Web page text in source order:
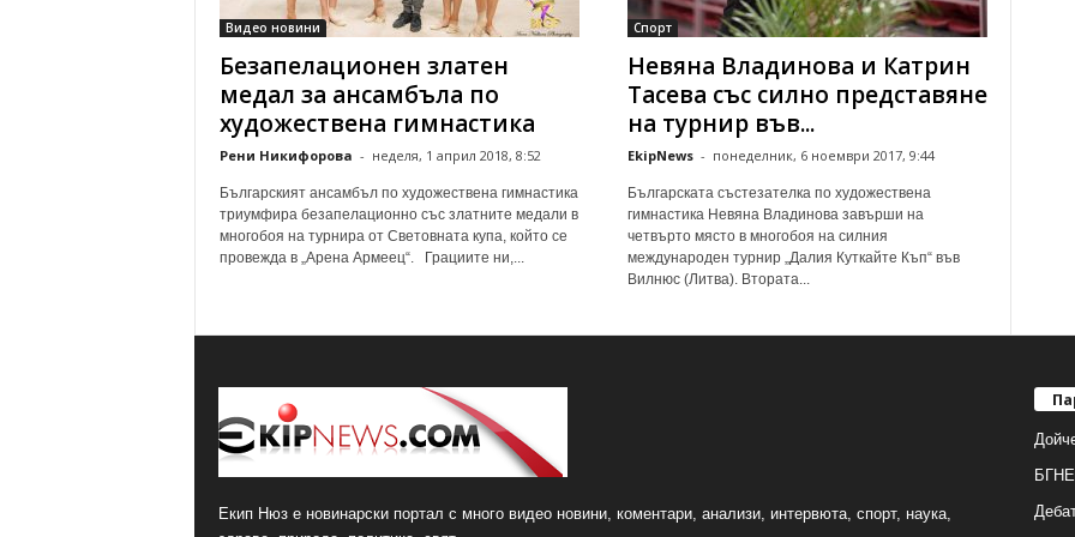
Видео новини
Безапелационен златен
медал за ансамбъла по
художествена гимнастика
Рени Никифорова - неделя, 1 април 2018, 8:52
Българският ансамбъл по художествена гимнастика
триумфира безапелационно със златните медали в
многобоя на турнира от Световната купа, който се
провежда в „Арена Армеец“. Грациите ни,...
Спорт
Невяна Владинова и Катрин
Тасева със силно представяне
на турнир във...
EkipNews - понеделник, 6 ноември 2017, 9:44
Българската състезателка по художествена
гимнастика Невяна Владинова завърши на
четвърто място в многобоя на силния
международен турнир „Далия Куткайте Къп“ във
Вилнюс (Литва). Втората...
Екип Нюз е новинарски портал с много видео новини, коментари, анализи, интервюта, спорт, наука,